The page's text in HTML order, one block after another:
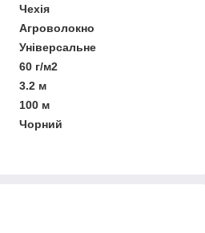
Чехія
Агроволокно
Універсальне
60 г/м2
3.2 м
100 м
Чорний